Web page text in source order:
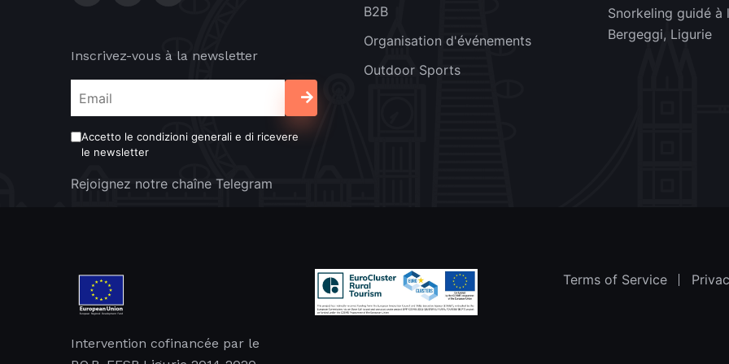
Inscrivez-vous à la newsletter
Accetto le condizioni generali e di ricevere
le newsletter
Rejoignez notre chaîne Telegram
B2B
Organisation d'événements
Outdoor Sports
Snorkeling guidé à
Bergeggi, Ligurie
Intervention cofinancée par le
Terms of Service